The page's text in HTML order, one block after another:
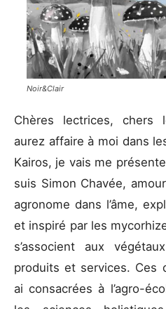
Noir&Clair
Chères lectrices, chers
aurez affaire à moi dans
Kairos, je vais me
suis Simon Chavée,
agronome dans l’âme,
et inspiré par les
s’associent aux
produits et services. Ces
ai consacrées à l’agro-